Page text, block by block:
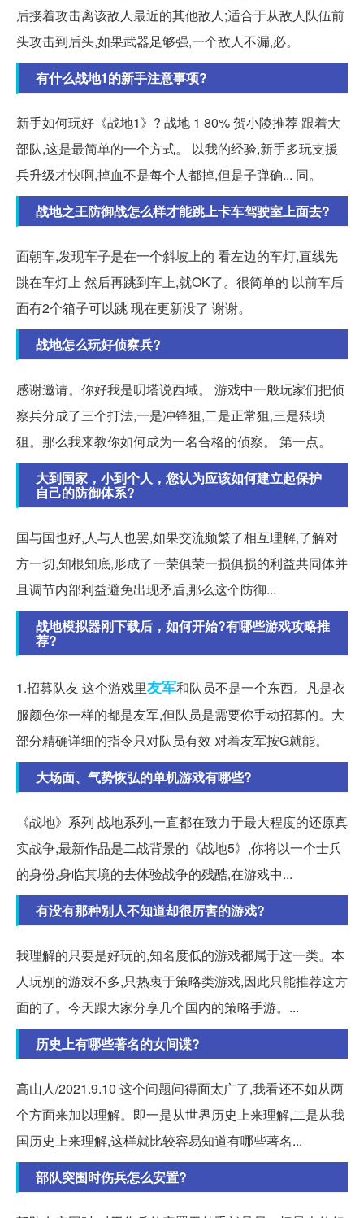
后接着攻击离该敌人最近的其他敌人;适合于从敌人队伍前
头攻击到后头,如果武器足够强,一个敌人不漏,必。
有什么战地1的新手注意事项?
新手如何玩好《战地1》? 战地 1 80% 贺小陵推荐 跟着大
部队,这是最简单的一个方式。 以我的经验,新手多玩支援
兵升级才快啊,掉血不是每个人都掉,但是子弹确... 同。
战地之王防御战怎么样才能跳上卡车驾驶室上面去?
面朝车,发现车子是在一个斜坡上的 看左边的车灯,直线先
跳在车灯上 然后再跳到车上,就OK了。很简单的 以前车后
面有2个箱子可以跳 现在更新没了 谢谢。
战地怎么玩好侦察兵?
感谢邀请。你好我是叨塔说西域。 游戏中一般玩家们把侦
察兵分成了三个打法,一是冲锋狙,二是正常狙,三是猥琐
狙。那么我来教你如何成为一名合格的侦察。 第一点。
大到国家，小到个人，您认为应该如何建立起保护
自己的防御体系?
国与国也好,人与人也罢,如果交流频繁了相互理解,了解对
方一切,知根知底,形成了一荣俱荣一损俱损的利益共同体并
且调节内部利益避免出现矛盾,那么这个防御...
战地模拟器刚下载后，如何开始?有哪些游戏攻略推
荐?
1.招募队友 这个游戏里友军和队员不是一个东西。凡是衣
服颜色你一样的都是友军,但队员是需要你手动招募的。大
部分精确详细的指令只对队员有效 对着友军按G就能。
大场面、气势恢弘的单机游戏有哪些?
《战地》系列 战地系列,一直都在致力于最大程度的还原真
实战争,最新作品是二战背景的《战地5》,你将以一个士兵
的身份,身临其境的去体验战争的残酷,在游戏中...
有没有那种别人不知道却很厉害的游戏?
我理解的只要是好玩的,知名度低的游戏都属于这一类。本
人玩别的游戏不多,只热衷于策略类游戏,因此只能推荐这方
面的了。今天跟大家分享几个国内的策略手游。...
历史上有哪些著名的女间谍?
高山人/2021.9.10 这个问题问得面太广了,我看还不如从两
个方面来加以理解。即一是从世界历史上来理解,二是从我
国历史上来理解,这样就比较容易知道有哪些著名...
部队突围时伤兵怎么安置?